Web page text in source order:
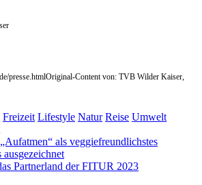
presse.htmlOriginal-Content von: TVB Wilder Kaiser,
Freizeit Lifestyle Natur Reise Umwelt
als veggiefreundlichstes
Partnerland der FITUR 2023